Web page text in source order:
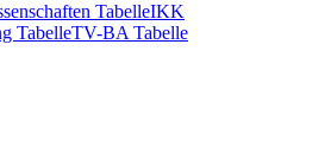
TabelleIKK
TabelleTV-BA Tabelle